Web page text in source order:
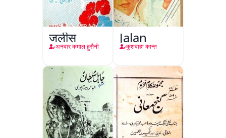
जलीस
अनवार कमाल हुसैनी
Jalan
कुशवाहा कान्त